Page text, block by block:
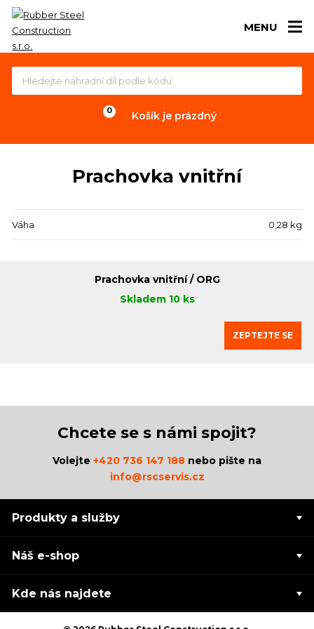
MENU
Košík je prázdný
Prachovka vnitřní
Váha 0,28 kg
Prachovka vnitřní / ORG
Skladem 10 ks
ZEPTEJTE SE
Chcete se s námi spojit?
Volejte +420 736 147 188 nebo pište na
info@rscservis.cz
Produkty a služby
Náš e-shop
Kde nás najdete